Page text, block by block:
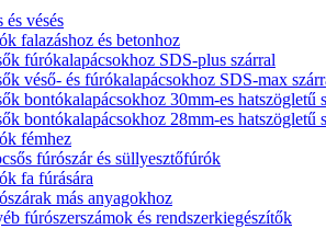
és vésés
falazáshoz és betonhoz
fúrókalapácsokhoz SDS-plus szárral
véső- és fúrókalapácsokhoz SDS-max
bontókalapácsokhoz 30mm-es hatszögletű
bontókalapácsokhoz 28mm-es hatszögletű
fémhez
fúrószár és süllyesztőfúrók
fa fúrására
más anyagokhoz
fúrószerszámok és rendszerkiegészítők